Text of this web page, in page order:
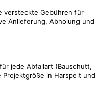
versteckte Gebühren für
Anlieferung, Abholung und
jede Abfallart (Bauschutt,
in Harspelt und